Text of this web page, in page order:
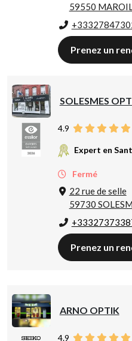
59550
Prenez un
SOLESMES
4.9
Expert en
Fermé
22 rue de selle
59730
Prenez un
ARNO OPTIK
4.9